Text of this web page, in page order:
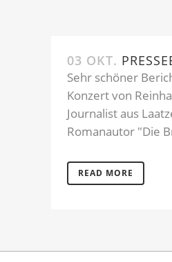
03 OKT.
Sehr schöner
Konzert von
Journalist aus
Romanautor "Die
READ MORE